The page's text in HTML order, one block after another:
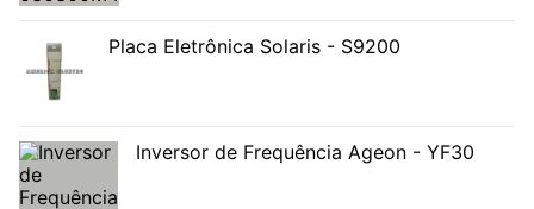
Placa Eletrônica Solaris - S9200
Inversor de Frequência Ageon - YF30